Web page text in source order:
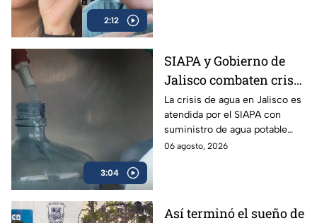
2:12
3:04
SIAPA y Gobierno de
Jalisco combaten crisis
de agua y llevan
suministro potable
gratuito a colonias
afectadas
La crisis de agua en Jalisco es
atendida por el SIAPA con
suministro de agua potable
gratuito, nuevas obras de
06 agosto, 2026
Así terminó el sueño de